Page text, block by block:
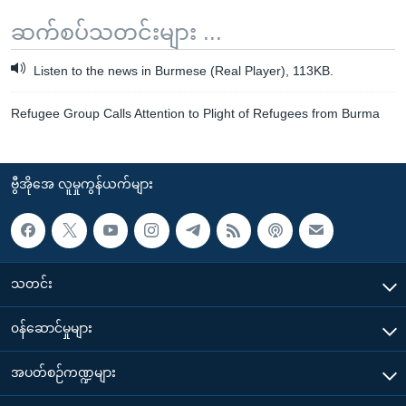
ဆက်စပ်သတင်းများ ...
Listen to the news in Burmese (Real Player), 113KB.
Refugee Group Calls Attention to Plight of Refugees from Burma
ဗွီအိုအေ လူမှုကွန်ယက်များ
သတင်း
၀န်ဆောင်မှုများ
အပတ်စဉ်ကဏ္ဍများ